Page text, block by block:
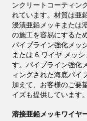
ンクリートコーティン
れています。材質は亜
浸漬亜鉛メッキまたは
の施工を容易にするた
パイプライン強化メッ
または 6 ワイヤ メッ
す。パイプライン強化
ィングされた海底パイ
加えて、お客様のご要
イズも提供しています。
溶接亜鉛メッキワイヤ